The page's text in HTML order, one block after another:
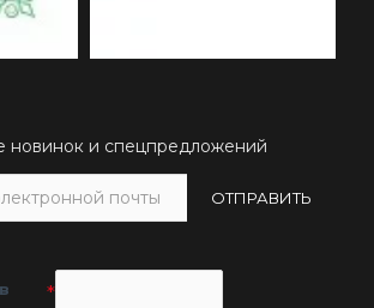
новинок и спецпредложений
ОТПРАВИТЬ